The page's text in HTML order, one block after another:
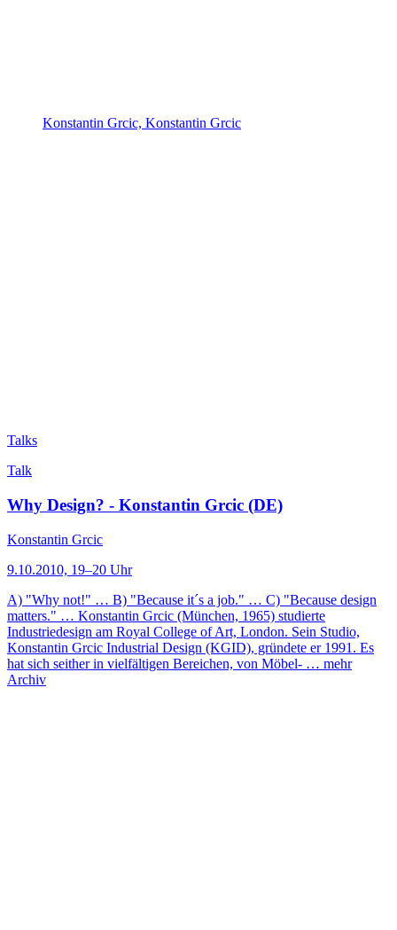
Konstantin Grcic, Konstantin Grcic
Talks
Talk
Why Design? - Konstantin Grcic (DE)
Konstantin Grcic
9.10.2010, 19–20 Uhr
A) "Why not!" … B) "Because it´s a job." … C) "Because design
matters." … Konstantin Grcic (München, 1965) studierte
Industriedesign am Royal College of Art, London. Sein Studio,
Konstantin Grcic Industrial Design (KGID), gründete er 1991. Es
hat sich seither in vielfältigen Bereichen, von Möbel- … mehr
Archiv